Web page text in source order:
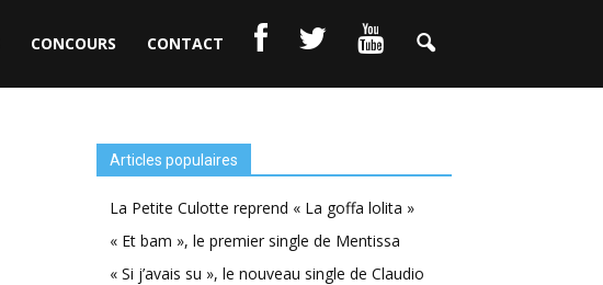
CONCOURS CONTACT
Articles populaires
La Petite Culotte reprend « La goffa lolita »
« Et bam », le premier single de Mentissa
« Si j’avais su », le nouveau single de Claudio